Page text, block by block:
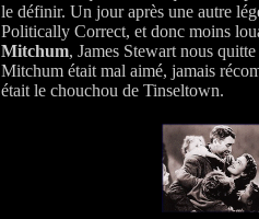
le définir. Un jour après une autre
Politically Correct, et donc moins
Mitchum, James Stewart nous
Mitchum était mal aimé, jamais
était le chouchou de Tinseltown.